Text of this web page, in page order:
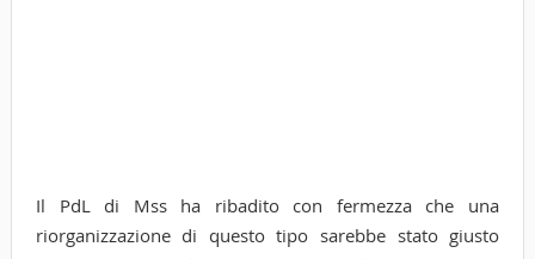
Il PdL di Mss ha ribadito con fermezza che una
riorganizzazione di questo tipo sarebbe stato giusto